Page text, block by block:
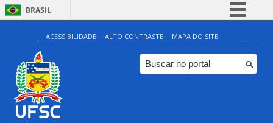
BRASIL
Simplifique!
Comunica BR
Participe
ACESSIBILIDADE ALTO CONTRASTE MAPA DO SITE